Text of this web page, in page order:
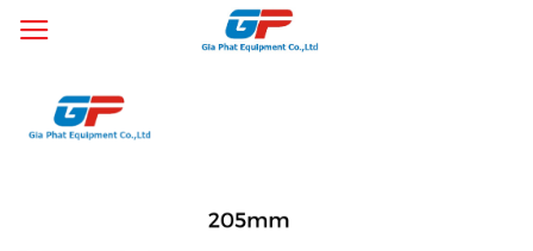
Skip
Trang chủ Thiết Bị Làm Lốp / Keo vá, miếng vá săm lốp